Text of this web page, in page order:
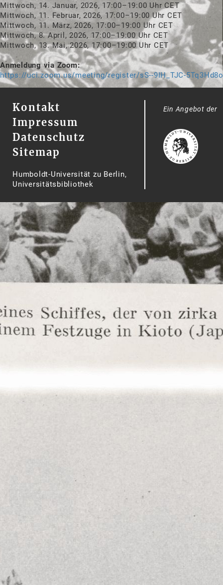
Mittwoch, 14. Januar, 2026, 17:00–19:00 Uhr CET
Mittwoch, 11. Februar, 2026, 17:00–19:00 Uhr CET
Mittwoch, 11. März, 2026, 17:00–19:00 Uhr CET
Mittwoch, 8. April, 2026, 17:00–19:00 Uhr CET
Mittwoch, 13. Mai, 2026, 17:00–19:00 Uhr CET
Anmeldung via Zoom:
https://uci.zoom.us/meeting/register/sS--9IH_TJC-
Kontakt
Impressum
Datenschutz
Sitemap
Humboldt-Universität zu Berlin,
Universitätsbibliothek
Ein Angebot der